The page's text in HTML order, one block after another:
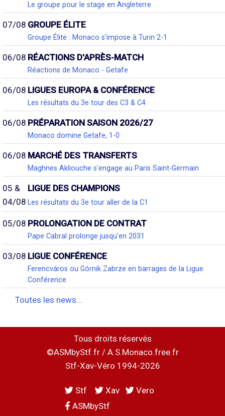
Le groupe pour le stage en Angleterre
07/08 GROUPE ÉLITE
Groupe Élite : Monaco s'impose à Turin 2-1
06/08 RÉACTIONS D'APRÈS-MATCH
Réactions de Monaco - Getafe
06/08 LIGUES EUROPA & CONFÉRENCE
Les résultats du 3e tour des C3 & C4
06/08 PRÉPARATION SAISON 2026/27
Monaco domine Getafe, 1-0
06/08 MARCHÉ DES TRANSFERTS
Maghnes Akliouche s'engage au Paris Saint-Germain
05 &
04/08
LIGUE DES CHAMPIONS
Les résultats du 3e tour aller de la C1
05/08 PROLONGATION DE CONTRAT
Pape Cabral prolonge jusqu'en 2031
03/08 LIGUE CONFÉRENCE
Ferencváros ou Górnik Zabrze en barrages de la Ligue
Conférence
Toutes les news...
Tous droits réservés
©ASMbyStf.fr / A.S.Monaco.free.fr
Stf-Xav-Véro 1994-2026
Stf Xav
Vero
ASMbyStf